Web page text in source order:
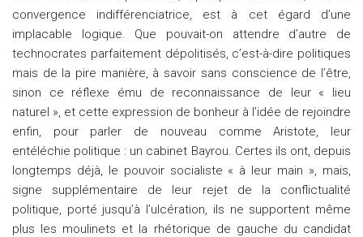
convergence indifférenciatrice, est à cet égard d’une
implacable logique. Que pouvait-on attendre d’autre de
technocrates parfaitement dépolitisés, c’est-à-dire politiques
mais de la pire manière, à savoir sans conscience de l’être,
sinon ce réflexe ému de reconnaissance de leur « lieu
naturel », et cette expression de bonheur à l’idée de rejoindre
enfin, pour parler de nouveau comme Aristote, leur
entéléchie politique : un cabinet Bayrou. Certes ils ont, depuis
longtemps déjà, le pouvoir socialiste « à leur main », mais,
signe supplémentaire de leur rejet de la conflictualité
politique, porté jusqu’à l’ulcération, ils ne supportent même
plus les moulinets et la rhétorique de gauche du candidat